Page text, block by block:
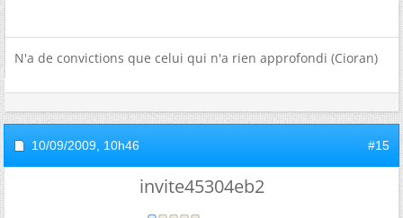
N'a de convictions que celui qui n'a rien approfondi (Cioran)
10/09/2009, 10h46 #15
invite45304eb2